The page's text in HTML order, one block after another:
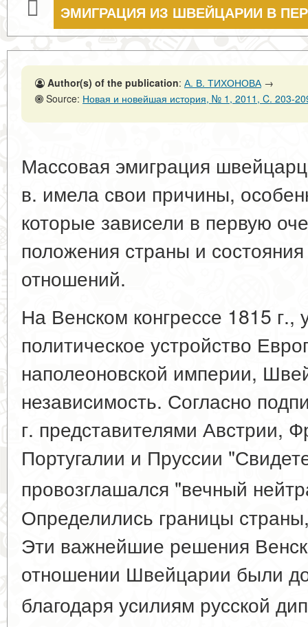
ЭМИГРАЦИЯ ИЗ ШВЕЙЦАРИИ В
Author(s) of the publication: А. В. ТИХОНОВА→
Source: Новая и новейшая история, № 1, 2011, C. 203-
Массовая эмиграция
в. имела свои причины,
которые зависели в первую
положения страны и
отношений.
На Венском конгрессе 1815
политическое устройство
наполеоновской империи,
независимость. Согласно
г. представителями Австрии,
Португалии и Пруссии
провозглашался "вечный
Определились границы
Эти важнейшие решения
отношении Швейцарии были
благодаря усилиям русской